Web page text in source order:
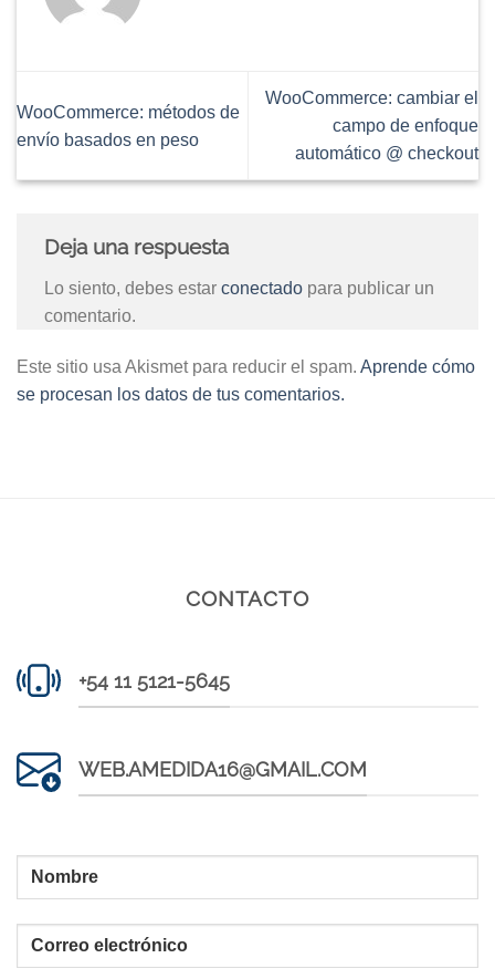
WooCommerce: métodos de
envío basados ​​en peso
WooCommerce: cambiar el
campo de enfoque
automático @ checkout
Deja una respuesta
Lo siento, debes estar conectado para publicar un
comentario.
Este sitio usa Akismet para reducir el spam. Aprende cómo
se procesan los datos de tus comentarios.
CONTACTO
+54 11 5121-5645
WEB.AMEDIDA16@GMAIL.COM